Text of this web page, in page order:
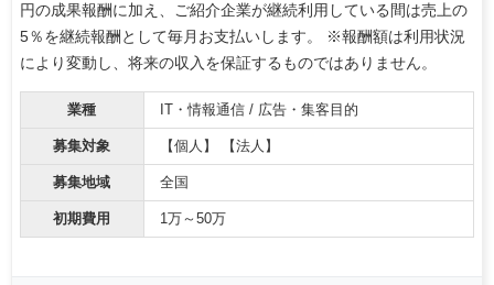
円の成果報酬に加え、ご紹介企業が継続利用している間は売上の
5％を継続報酬として毎月お支払いします。 ※報酬額は利用状況
により変動し、将来の収入を保証するものではありません。
業種 IT・情報通信 / 広告・集客目的
募集対象 【個人】 【法人】
募集地域 全国
初期費用 1万～50万